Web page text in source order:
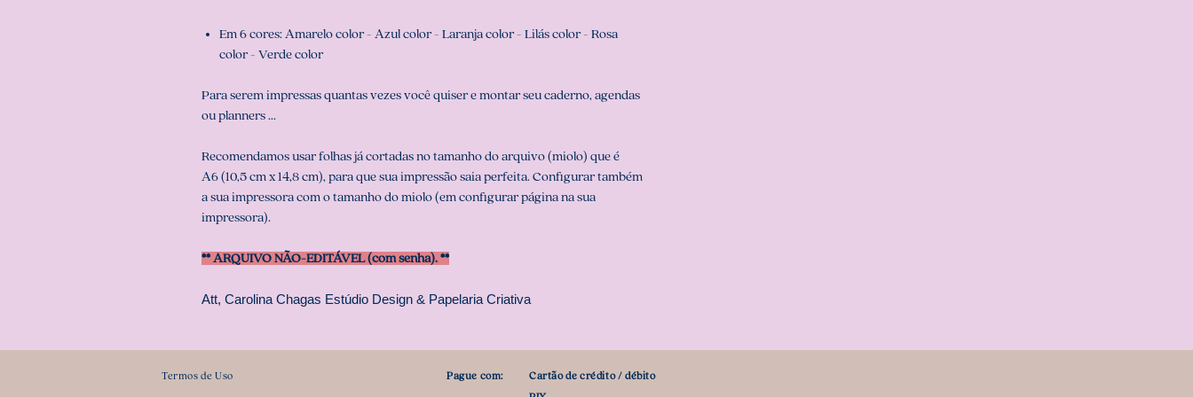
Em 6 cores: Amarelo color - Azul color - Laranja color - Lilás color - Rosa
color - Verde color
Para serem impressas quantas vezes você quiser e montar seu caderno, agendas
ou planners ...
Recomendamos usar folhas já cortadas no tamanho do arquivo (miolo) que é
A6 (10,5 cm x 14,8 cm), para que sua impressão saia perfeita. Configurar também
a sua impressora com o tamanho do miolo (em configurar página na sua
impressora).
** ARQUIVO NÃO-EDITÁVEL (com senha). **
Att, Carolina Chagas Estúdio Design & Papelaria Criativa
Termos de Uso Pague com:
Cartão de crédito / débito